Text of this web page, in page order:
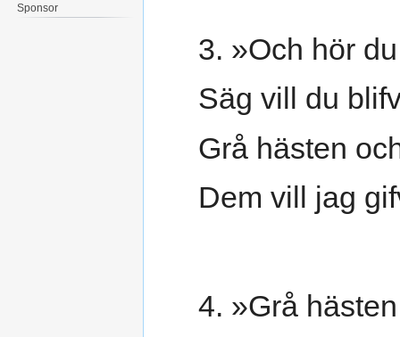
3. »Och hör
Säg vill du
Grå hästen
Dem vill jag
4. »Grå
Sponsor